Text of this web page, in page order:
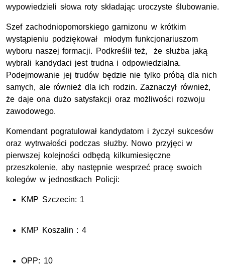
wypowiedzieli słowa roty składając uroczyste ślubowanie.
Szef zachodniopomorskiego garnizonu w krótkim
wystąpieniu podziękował młodym funkcjonariuszom
wyboru naszej formacji. Podkreślił też, że służba jaką
wybrali kandydaci jest trudna i odpowiedzialna.
Podejmowanie jej trudów będzie nie tylko próbą dla nich
samych, ale również dla ich rodzin. Zaznaczył również,
że daje ona dużo satysfakcji oraz możliwości rozwoju
zawodowego.
Komendant pogratulował kandydatom i życzył sukcesów
oraz wytrwałości podczas służby. Nowo przyjęci w
pierwszej kolejności odbędą kilkumiesięczne
przeszkolenie, aby następnie wesprzeć pracę swoich
kolegów w jednostkach Policji:
KMP Szczecin: 1
KMP Koszalin : 4
OPP: 10